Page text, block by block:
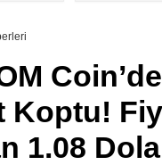
Coin’de
Koptu!
1.08